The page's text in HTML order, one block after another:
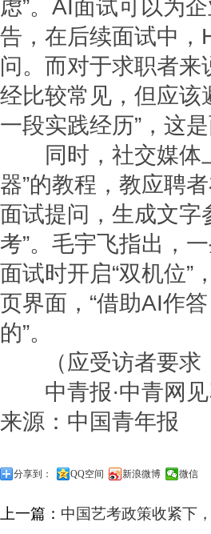
虑”。AI面试可以为
告，在后续面试中，
问。而对于求职者
经比较常见，但应该
一段实践经历”，这
同时，社交媒体
器”的教程，教应聘
面试提问，生成文字
考”。毛宇飞指出，
面试时开启“双机位”
页界面，“借助AI作
的”。
（应受访者要求，
中青报·中青网见
来源：中国青年报
分享到： QQ空间 新浪微博 微信
上一篇： 中国艺考政策收紧下